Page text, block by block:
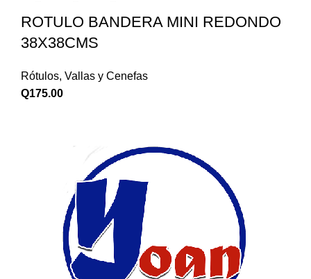
ROTULO BANDERA MINI REDONDO
38X38CMS
Rótulos, Vallas y Cenefas
Q175.00